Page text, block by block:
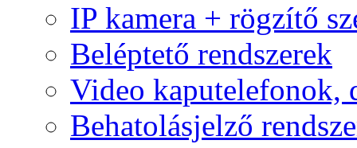
IP kamera + rögzítő
Beléptető rendszerek
Video kaputelefonok,
Behatolásjelző